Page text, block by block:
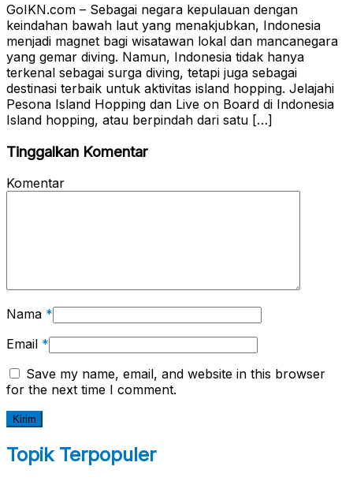
GoIKN.com – Sebagai negara kepulauan dengan
keindahan bawah laut yang menakjubkan, Indonesia
menjadi magnet bagi wisatawan lokal dan mancanegara
yang gemar diving. Namun, Indonesia tidak hanya
terkenal sebagai surga diving, tetapi juga sebagai
destinasi terbaik untuk aktivitas island hopping. Jelajahi
Pesona Island Hopping dan Live on Board di Indonesia
Island hopping, atau berpindah dari satu […]
Tinggalkan Komentar
Komentar
Nama *
Email *
Save my name, email, and website in this browser
for the next time I comment.
Topik Terpopuler